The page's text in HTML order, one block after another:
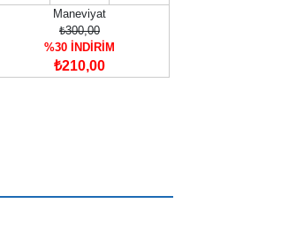
Maneviyat
₺300,00
%30 İNDİRİM
₺210,00